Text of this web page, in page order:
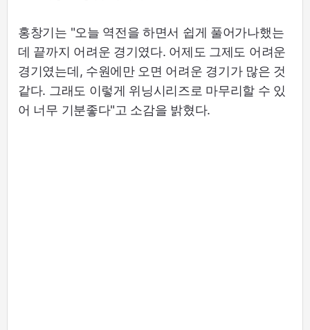
홍창기는 "오늘 역전을 하면서 쉽게 풀어가나했는
데 끝까지 어려운 경기였다. 어제도 그제도 어려운
경기였는데, 수원에만 오면 어려운 경기가 많은 것
같다. 그래도 이렇게 위닝시리즈로 마무리할 수 있
어 너무 기분좋다"고 소감을 밝혔다.